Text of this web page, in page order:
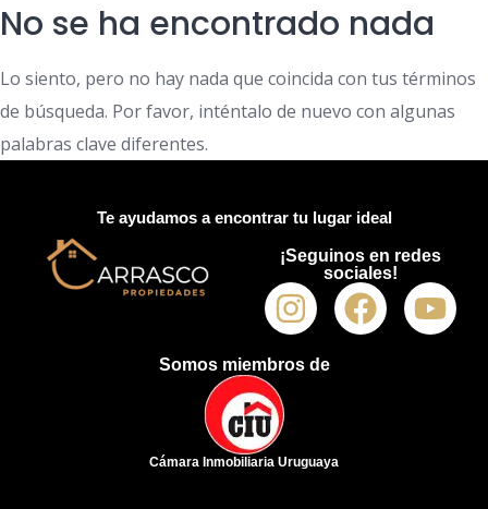
No se ha encontrado nada
Lo siento, pero no hay nada que coincida con tus términos
de búsqueda. Por favor, inténtalo de nuevo con algunas
palabras clave diferentes.
Te ayudamos a encontrar tu lugar ideal
¡Seguinos en redes
sociales!
Somos miembros de
Cámara Inmobiliaria Uruguaya